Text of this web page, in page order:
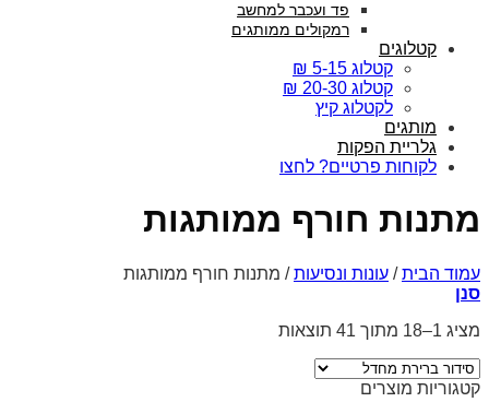
פד ועכבר למחשב
רמקולים ממותגים
קטלוגים
קטלוג 5-15 ₪
קטלוג 20-30 ₪
לקטלוג קיץ
מותגים
גלריית הפקות
לקוחות פרטיים? לחצו
מתנות חורף ממותגות
עמוד הבית / עונות ונסיעות / מתנות חורף ממותגות
סנן
מציג 1–18 מתוך 41 תוצאות
קטגוריות מוצרים